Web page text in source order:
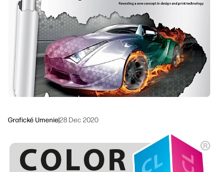
Riešenia pracovných tokov
Udržateľnosť
Grafické Umenie|28 Dec 2020